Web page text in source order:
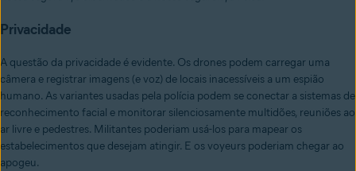
Privacidade
A questão da privacidade é evidente. Os drones podem carregar uma
câmera e registrar imagens (e voz) de locais inacessíveis a um espião
humano. As variantes usadas pela polícia podem se conectar a sistemas de
reconhecimento facial e monitorar silenciosamente multidões, reuniões ao
ar livre e pedestres. Militantes poderiam usá-los para mapear os
estabelecimentos que desejam atingir. E os voyeurs poderiam chegar ao
apogeu.